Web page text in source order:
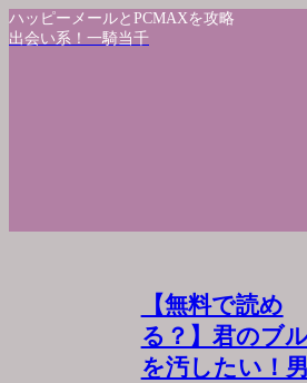
ハッピーメールとPCMAXを攻略
出会い系！一騎当千
【無料で読め
る？】君のブ
を汚したい！